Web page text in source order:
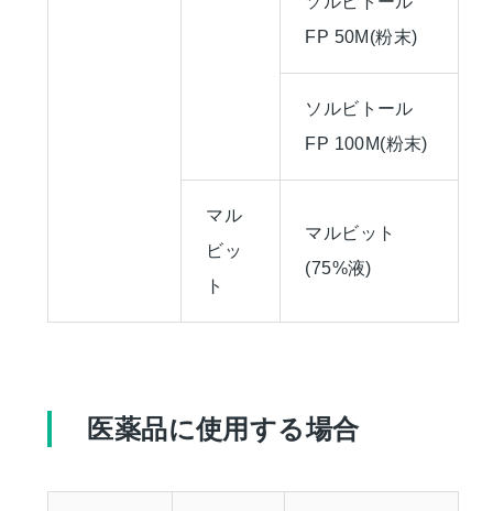
FP 50M(粉末)
ソルビトール
FP 100M(粉末)
マル
ビッ
ト
マルビット
(75%液)
医薬品に使用する場合